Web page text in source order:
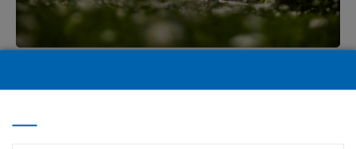
Malnava mõisat on ajalooürikutes esmakordselt
esinevad ka baroksed elemendid. Suuruse poolest